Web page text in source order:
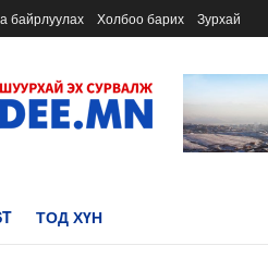
байрлуулах Холбоо барих Зурхай
ТОД ХҮН